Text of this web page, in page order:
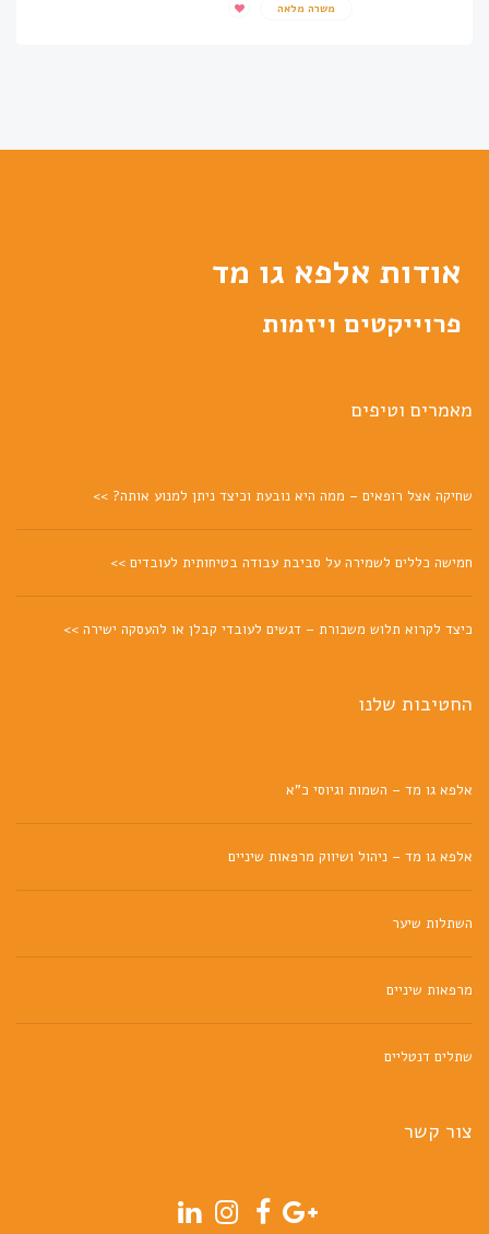
משרה מלאה
אודות אלפא גו מד
פרוייקטים ויזמות
מאמרים וטיפים
שחיקה אצל רופאים – ממה היא נובעת וכיצד ניתן למנוע אותה? >>
חמישה כללים לשמירה על סביבת עבודה בטיחותית לעובדים >>
כיצד לקרוא תלוש משכורת – דגשים לעובדי קבלן או להעסקה ישירה >>
החטיבות שלנו
אלפא גו מד – השמות וגיוסי כ"א
אלפא גו מד – ניהול ושיווק מרפאות שיניים
השתלות שיער
מרפאות שיניים
שתלים דנטליים
צור קשר